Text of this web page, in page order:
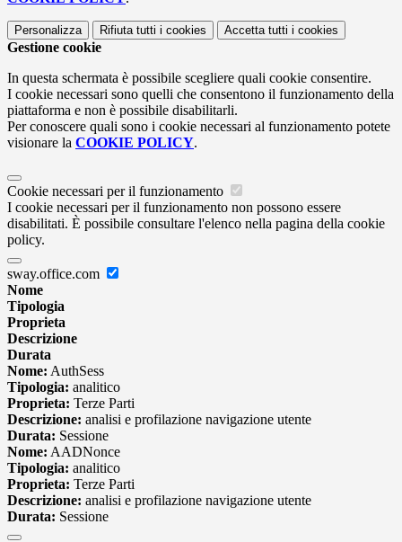
Personalizza Rifiuta tutti i cookies Accetta tutti i cookies
Gestione cookie
In questa schermata è possibile scegliere quali cookie consentire.
I cookie necessari sono quelli che consentono il funzionamento della
piattaforma e non è possibile disabilitarli.
Per conoscere quali sono i cookie necessari al funzionamento potete
visionare la COOKIE POLICY.
Cookie necessari per il funzionamento
I cookie necessari per il funzionamento non possono essere
disabilitati. È possibile consultare l'elenco nella pagina della cookie
policy.
sway.office.com
Nome
Tipologia
Proprieta
Descrizione
Durata
Nome: AuthSess
Tipologia: analitico
Proprieta: Terze Parti
Descrizione: analisi e profilazione navigazione utente
Durata: Sessione
Nome: AADNonce
Tipologia: analitico
Proprieta: Terze Parti
Descrizione: analisi e profilazione navigazione utente
Durata: Sessione